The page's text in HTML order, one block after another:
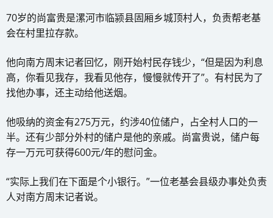
70岁的尚富贵是漯河市临颍县固厢乡城顶村人，负责帮老基
会在村里拉存款。
他向南方周末记者回忆，刚开始村民存钱少，“但是因为利息
高，你看见我存，我看见他存，慢慢就传开了”。有村民为了
找他办事，还主动给他送烟。
他吸纳的资金有275万元，约涉40位储户，占全村人口的一
半。还有少部分外村的储户是他的亲戚。尚富贵说，储户每
存一万元可获得600元/年的慰问金。
“实际上我们在下面是个小银行。”一位老基会县级办事处负责
人对南方周末记者说。